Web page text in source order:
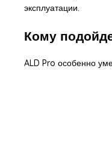
эксплуатации.
Кому
ALD Pro особенно